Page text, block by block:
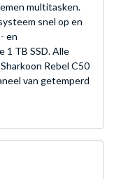
multitasken.
snel op en
en
1 TB SSD. Alle
Rebel C50
van getemperd